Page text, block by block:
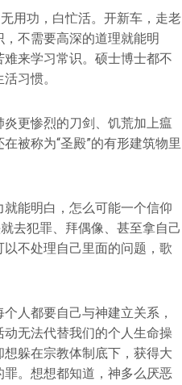
用功，白忙活。开新车，走老
不需要高深的道理就能明
来学习常识。硕士博士都不
习惯。
更惨烈的刀剑、饥荒加上瘟
被称为“圣殿”的有形建筑物里
能明白，怎么可能一个信仰
去犯罪、拜偶像、甚至拿自己
不处理自己里面的问题，歌
人都要自己与神建立关系，
无法代替我们的个人生命操
躲在宗教体制底下，获得大
。想想都知道，神多么厌恶